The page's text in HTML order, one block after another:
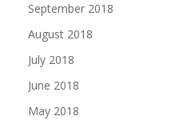
September 2018
August 2018
July 2018
June 2018
May 2018